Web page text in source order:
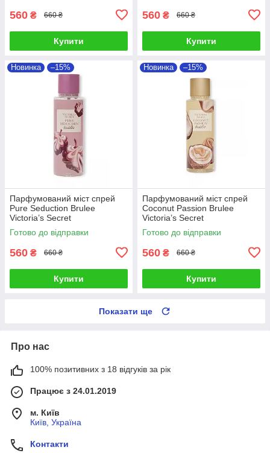
560 ₴ 660 ₴
Купити
560 ₴ 660 ₴
Купити
Новинка –15%
Парфумований міст спрей
Pure Seduction Brulee
Victoria’s Secret
Готово до відправки
560 ₴ 660 ₴
Купити
Новинка –15%
Парфумований міст спрей
Coconut Passion Brulee
Victoria’s Secret
Готово до відправки
560 ₴ 660 ₴
Купити
Показати ще
Про нас
100% позитивних з 18 відгуків за рік
Працює з 24.01.2019
м. Київ
Київ, Україна
Контакти